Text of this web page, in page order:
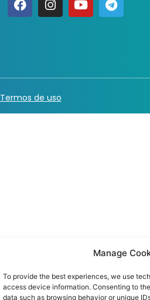
Manage
To provide the best experiences, we use
access device information. Consenting to
data such as browsing behavior or unique
Termos de uso